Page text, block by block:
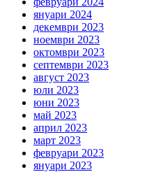
януари 2024
декември 2023
ноември 2023
октомври 2023
септември 2023
август 2023
юли 2023
юни 2023
май 2023
април 2023
март 2023
февруари 2023
януари 2023